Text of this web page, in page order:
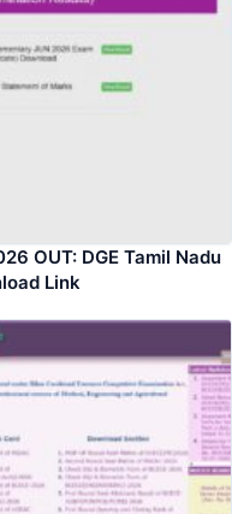
OUT: DGE Tamil Nadu
Link